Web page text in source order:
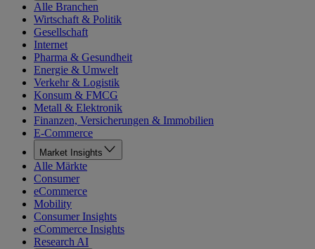
Alle Branchen
Wirtschaft & Politik
Gesellschaft
Internet
Pharma & Gesundheit
Energie & Umwelt
Verkehr & Logistik
Konsum & FMCG
Metall & Elektronik
Finanzen, Versicherungen & Immobilien
E-Commerce
Market Insights
Alle Märkte
Consumer
eCommerce
Mobility
Consumer Insights
eCommerce Insights
Research AI